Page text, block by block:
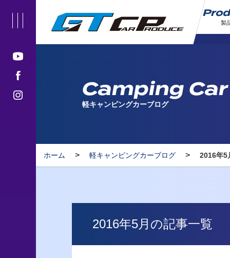
製
Camping
軽キャンピングカーブログ
ホーム > 軽キャンピングカーブログ > 2016年5
2016年5月の記事一覧